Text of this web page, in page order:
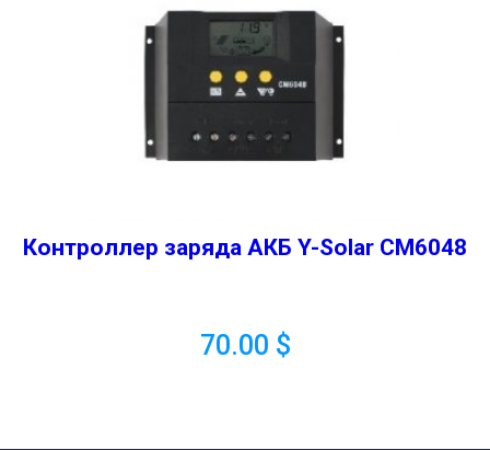
Контроллер заряда АКБ Y-Solar CM6048
70.00 $